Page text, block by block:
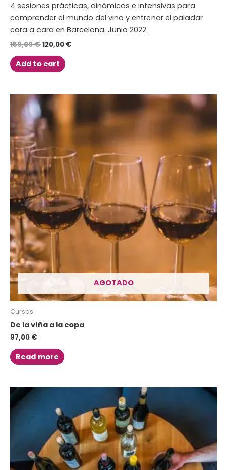
4 sesiones prácticas, dinámicas e intensivas para
comprender el mundo del vino y entrenar el paladar
cara a cara en Barcelona. Junio 2022.
150,00€120,00 €
Add to cart
AGOTADO
Cursos
De la viña a la copa
97,00 €
Read more